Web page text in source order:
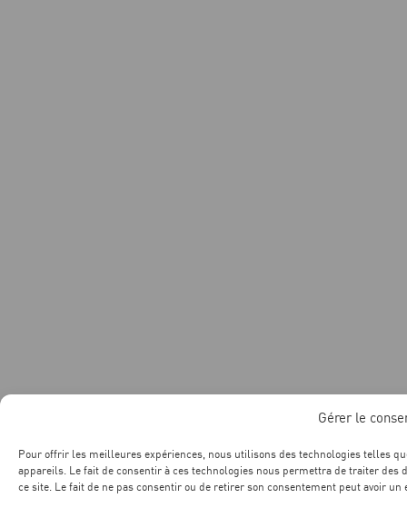
Gérer le
Pour offrir les meilleures expériences, nous utilisons des technologies telles
appareils. Le fait de consentir à ces technologies nous permettra de traiter
ce site. Le fait de ne pas consentir ou de retirer son consentement peut avoir